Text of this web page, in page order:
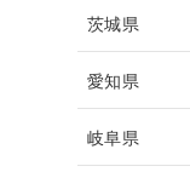
茨城県
愛知県
岐阜県